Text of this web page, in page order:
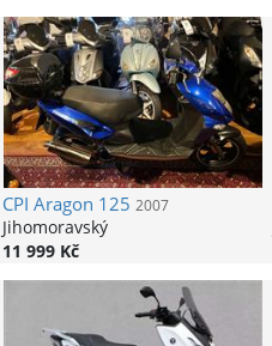
CPI Aragon 125 2007
Jihomoravský
11 999 Kč